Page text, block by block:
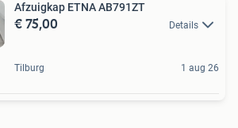
Afzuigkap ETNA AB791ZT
€ 75,00 Details
Tilburg 1 aug 26